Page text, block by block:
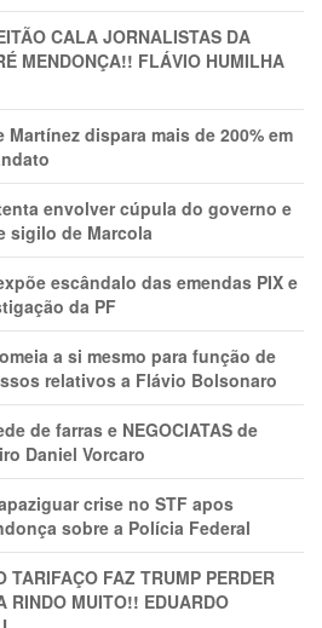
CALA JORNALISTAS DA
MENDONÇA!! FLÁVIO HUMILHA
Martínez dispara mais de 200% em
envolver cúpula do governo e
sigilo de Marcola
escândalo das emendas PIX e
da PF
a si mesmo para função de
relativos a Flávio Bolsonaro
de farras e NEGOCIATAS de
Daniel Vorcaro
crise no STF apos
sobre a Polícia Federal
TARIFAÇO FAZ TRUMP PERDER
RINDO MUITO!! EDUARDO